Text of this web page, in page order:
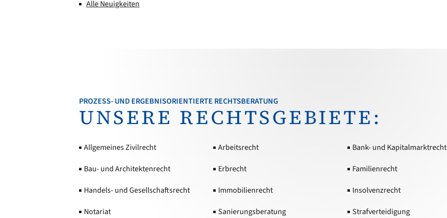
Alle Neuigkeiten
PROZESS- UND ERGEBNISORIENTIERTE RECHTSBERATUNG
UNSERE RECHTSGEBIETE:
Allgemeines Zivilrecht Arbeitsrecht
Bank- und Kapitalmarktrecht
Bau- und Architektenrecht
Erbrecht
Familienrecht
Handels- und Gesellschaftsrecht
Immobilienrecht
Insolvenzrecht
Notariat
Sanierungsberatung Strafverteidigung